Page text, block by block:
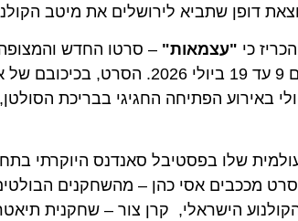
דופן שתביא לירושלים את מיטב
כי"עצמאות"– סרטו החדש והמצופה
של הפסטיבל, שתתקיים בין התאריכים 9 עד
שלו בפסטיבל סאנדנס היוקרתי
הישראלי, קרן צור – שחקנית תיאטרון